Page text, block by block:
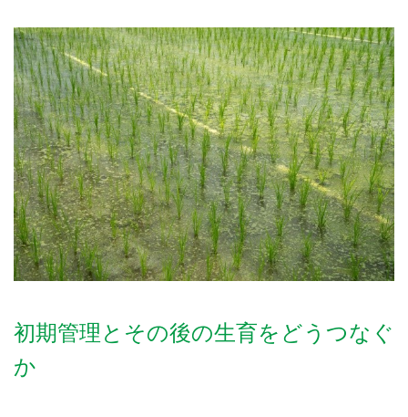
初期管理とその後の生育をどうつなぐ
か